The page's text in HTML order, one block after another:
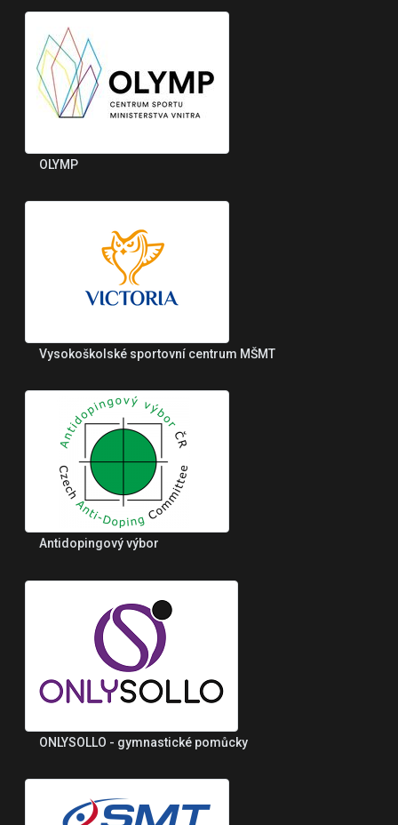
OLYMP
Vysokoškolské sportovní centrum MŠMT
Antidopingový výbor
ONLYSOLLO - gymnastické pomůcky